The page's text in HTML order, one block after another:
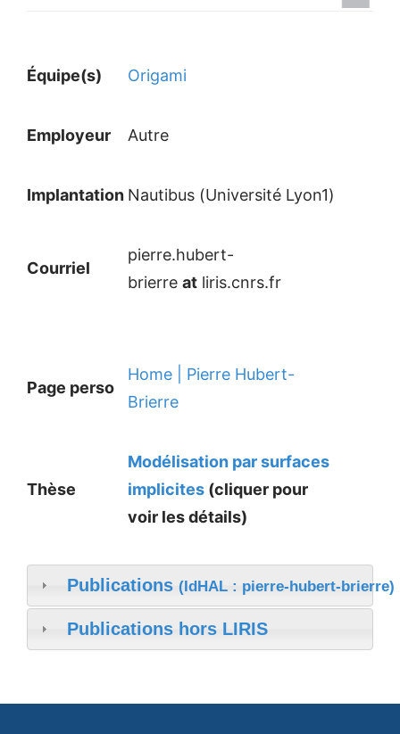
Équipe(s) Origami
Employeur Autre
Implantation Nautibus (Université Lyon1)
Courriel
pierre.hubert-
brierre at liris.cnrs.fr
Page perso
Home | Pierre Hubert-
Brierre
Thèse
Modélisation par surfaces
implicites (cliquer pour
voir les détails)
Publications (IdHAL : pierre-hubert-brierre)
Publications hors LIRIS